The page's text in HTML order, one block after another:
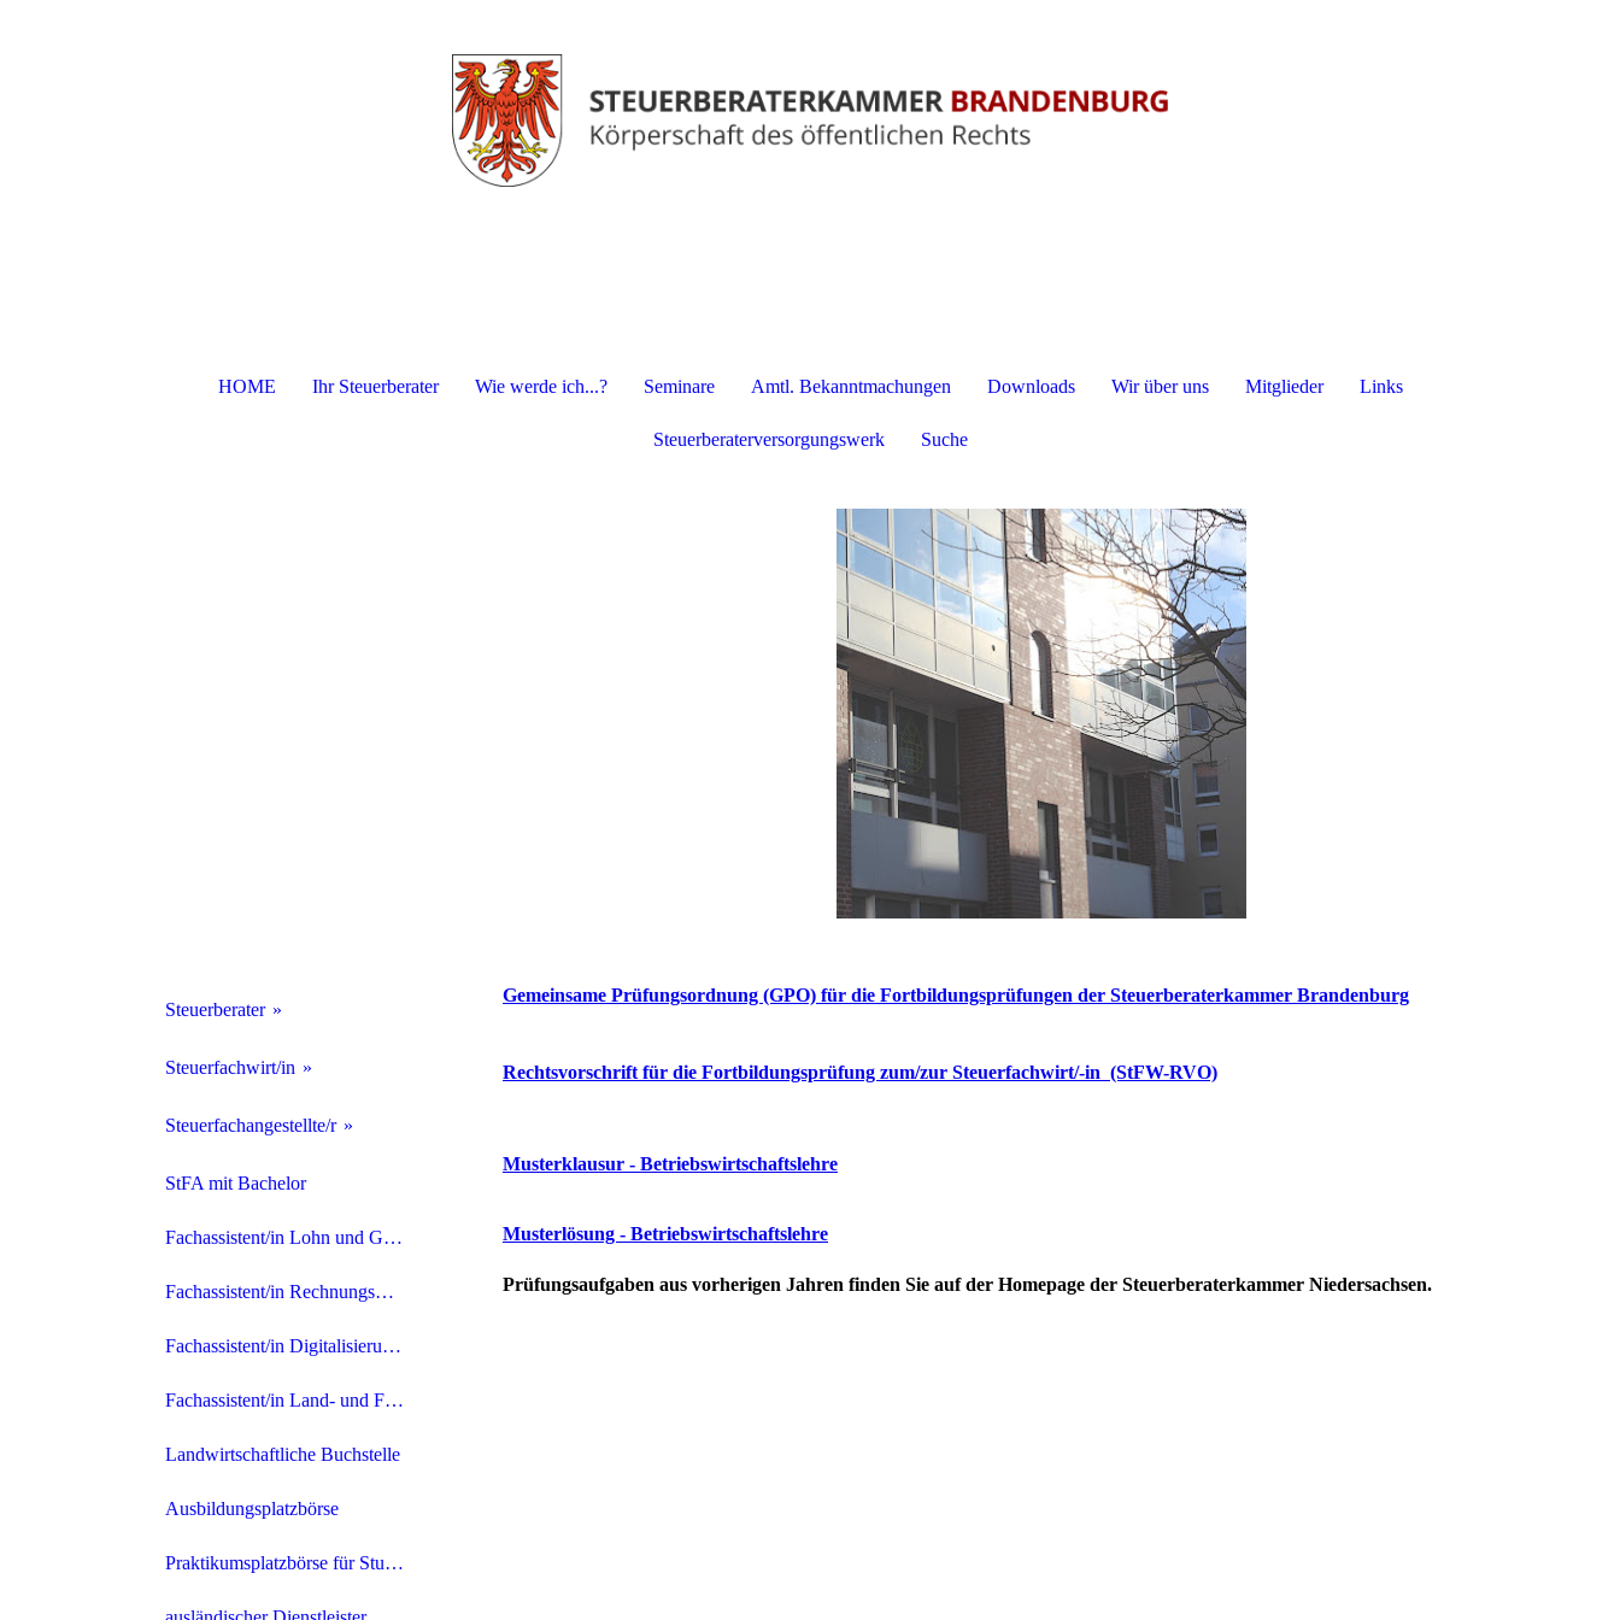
HOME Ihr Steuerberater Wie werde ich...? Seminare Amtl. Bekanntmachungen Downloads Wir über uns Mitglieder Links
Steuerberaterversorgungswerk Suche
Steuerberater
Werde Steuerberater
Studium ab 8 Semester
Studium bis 8 Semester
Kfm. Ausbildung
Steuerberaterprüfung
Bestellung
Syndikus-Steuerberater
Downloads
Steuerfachwirt/in
Zulassung
Prüfungsanforderungen
Prüfungsordnung
Anmeldeformular / Termine
Steuerfachangestellte/r
Download Verträge, etc.
Prüfungstermine und Fristen
Profil
Arbeitstag
Karriere
Bewerbung
Prüfungsordnung
Ausbildungsverordnung
Umschulung
StFA mit Bachelor
Fachassistent/in Lohn und Gehalt
Fachassistent/in Rechnungswesen und Controlling
Fachassistent/in Digitalisierung und IT-Prozesse
Fachassistent/in Land- und Forstwirtschaft
Landwirtschaftliche Buchstelle
Ausbildungsplatzbörse
Praktikumsplatzbörse für Studenten
Gemeinsame Prüfungsordnung (GPO) für die Fortbildungsprüfungen der Steuerberaterkammer Brandenburg
Rechtsvorschrift für die Fortbildungsprüfung zum/zur Steuerfachwirt/-in (StFW-RVO)
Musterklausur - Betriebswirtschaftslehre
Musterlösung - Betriebswirtschaftslehre
Prüfungsaufgaben aus vorherigen Jahren finden Sie auf der Homepage der Steuerberaterkammer Niedersachsen.